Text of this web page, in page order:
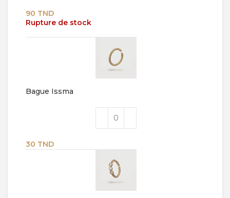
90 TND
Rupture de stock
Bague Issma
30 TND